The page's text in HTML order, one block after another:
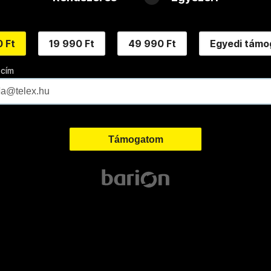
Ft 19 990 Ft 49 990 Ft Egyedi